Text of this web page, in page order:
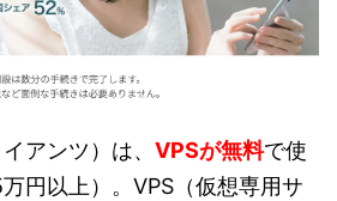
アンツ）は、 VPSが無料で使
円以上）。VPS（仮想専用サ